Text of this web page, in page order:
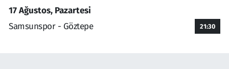
17 Ağustos, Pazartesi
Samsunspor - Göztepe
21:30